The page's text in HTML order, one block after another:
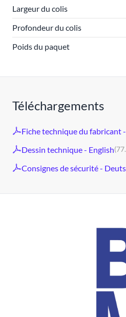
Largeur du colis
Profondeur du colis
Poids du paquet
Téléchargements
Fiche technique du fabricant
Dessin technique - English
Consignes de sécurité -